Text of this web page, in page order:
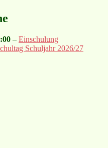
– Einschulung
Schuljahr 2026/27